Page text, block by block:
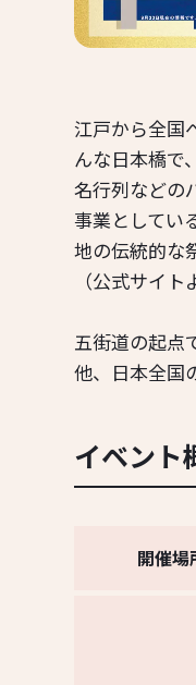
江戸から全国
んな日本橋で
名行列などの
事業としてい
地の伝統的な
（公式サイト
五街道の起点
他、日本全国
イベント
開催場